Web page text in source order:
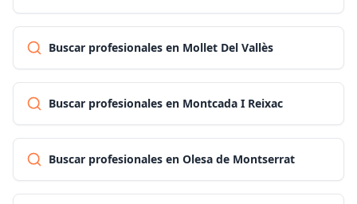
Buscar profesionales en Mollet Del Vallès
Buscar profesionales en Montcada I Reixac
Buscar profesionales en Olesa de Montserrat